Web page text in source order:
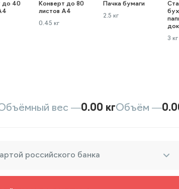
до 40
Конверт до 80
листов А4
0.45 кг
Пачка бумаги
2.5 кг
3 кг
вес —0.00 кгОбъём —
российского банка